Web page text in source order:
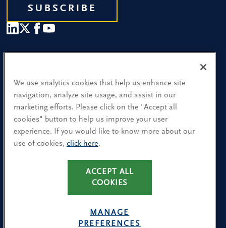
SUBSCRIBE
Find a Location
Research and Insight
What We Do
Contact Us
CA Residents: Use of My Information
We use analytics cookies that help us enhance site
navigation, analyze site usage, and assist in our
marketing efforts. Please click on the "Accept all
cookies" button to help us improve your user
experience. If you would like to know more about our
use of cookies, click here.
ACCEPT ALL
COOKIES
MANAGE
PREFERENCES